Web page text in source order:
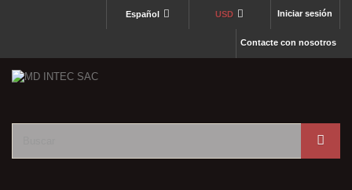
Iniciar sesión
USD
Español
Contacte con nosotros